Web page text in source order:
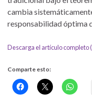
cambia
responsabilidad óptima
Descarga el artículo completo
Comparte esto: